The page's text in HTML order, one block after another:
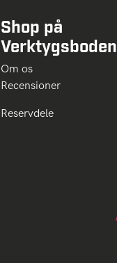
Shop på
Verktygsboden
Om os
Recensioner
Reservdele